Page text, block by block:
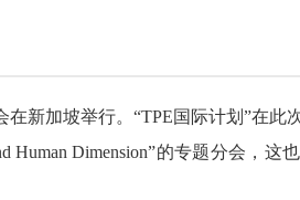
加坡举行。“TPE国际计划”在此
Human Dimension”的专题分会，